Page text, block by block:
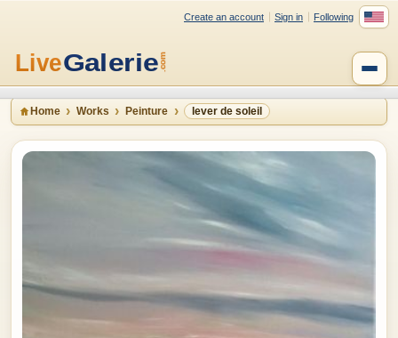
Create an account Sign in Following
Home Works Peinture lever de soleil